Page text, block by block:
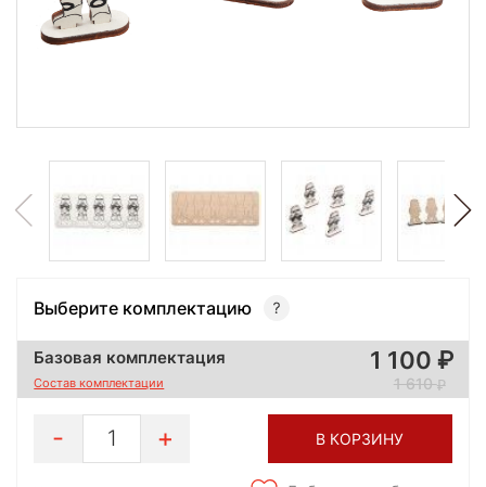
Выберите комплектацию
Базовая комплектация
Состав комплектации
1 100
1 610
1 В КОРЗИНУ